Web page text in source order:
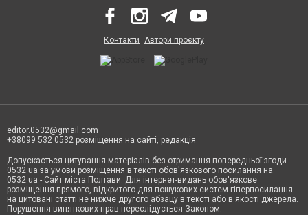
Контакти Автори проєкту
editor.0532@gmail.com
+38099 532 0532 розміщення на сайті, редакція
Допускається цитування матеріалів без отримання попередньої згоди
0532.ua за умови розміщення в тексті обов'язкового посилання на
0532.ua - Сайт міста Полтави. Для інтернет-видань обов'язкове
розміщення прямого, відкритого для пошукових систем гіперпосилання
на цитовані статті не нижче другого абзацу в тексті або в якості джерела.
Порушення виняткових прав переслідується Законом.